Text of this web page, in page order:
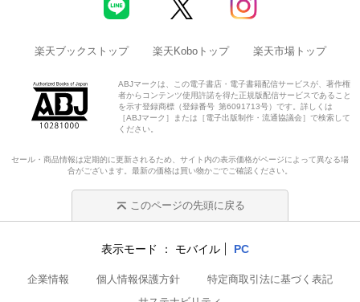
楽天ブックストップ 楽天Koboトップ 楽天市場トップ
ABJマークは、この電子書店・電子書籍配信サービスが、著作権
者からコンテンツ使用許諾を得た正規版配信サービスであること
を示す登録商標（登録番号 第6091713号）です。詳しくは
［ABJマーク］または［電子出版制作・流通協議会］で検索して
ください。
セール・商品情報は定期的に更新されるため、サイト内の表示価格がページによって異なる場
合がございます。最新の価格は買い物かごでご確認ください。
このページの先頭に戻る
表示モード モバイル PC
企業情報 個人情報保護方針
特定商取引法に基づく表記